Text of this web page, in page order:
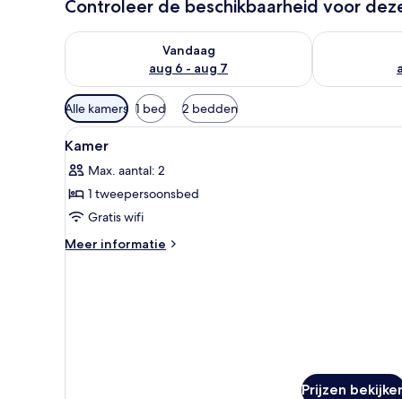
Controleer de beschikbaarheid voor
Vandaag
aug 6 - aug 7
De beschikbaarheid controleren voor vanavond aug
De
Beschikbare
filters
voor
Alle kamers 1 bed 2 bedden
Alle
foto's
voor
Kamer
laden
Luxe beddengoed, een kluis
4
Kamer
Max. aantal: 2
1 tweepersoonsbed
Gratis wifi
Meer informatie
Meer
Prijzen